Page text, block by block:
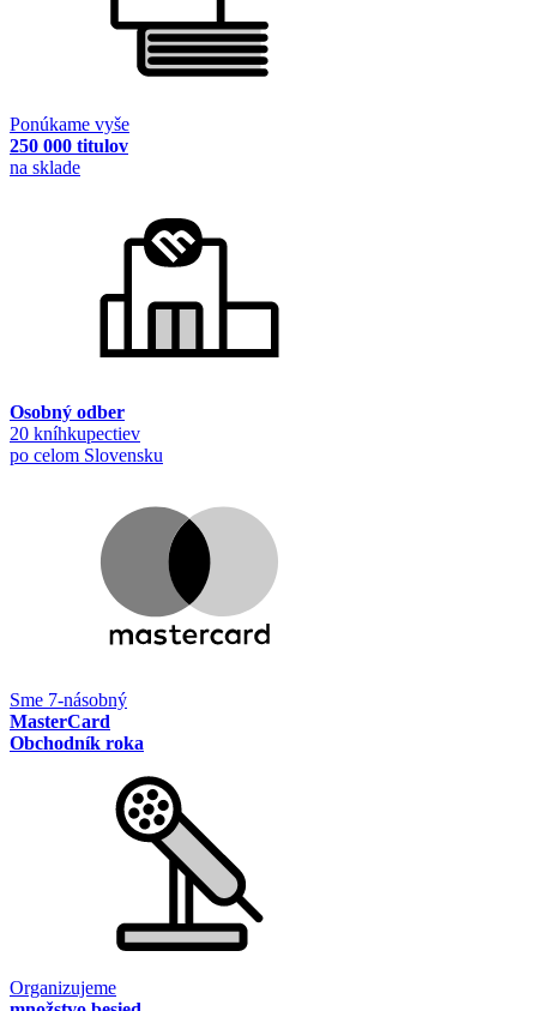
Ponúkame vyše
250 000 titulov
na sklade
Osobný odber
20 kníhkupectiev
po celom Slovensku
Sme 7-násobný
MasterCard
Obchodník roka
Organizujeme